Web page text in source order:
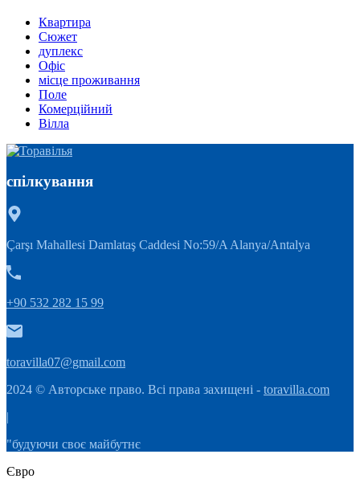
Квартира
Сюжет
дуплекс
Офіс
місце проживання
Поле
Комерційний
Вілла
спілкування
Çarşı Mahallesi Damlataş Caddesi No:59/A Alanya/Antalya
+90 532 282 15 99
toravilla07@gmail.com
2024 © Авторське право. Всі права захищені - toravilla.com
|
"будуючи своє майбутнє
Євро